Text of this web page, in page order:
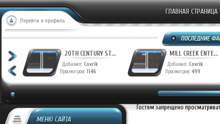
Перейти в профиль
ГЛАВНАЯ СТРАНИЦА
20TH CENTURY ST...
Добавил: Covrik
Просмотров: 1146
MILL CREEK ENTE...
Добавил: Covrik
Просмотров: 499
МЕНЮ САЙТА
Гостям запрещено